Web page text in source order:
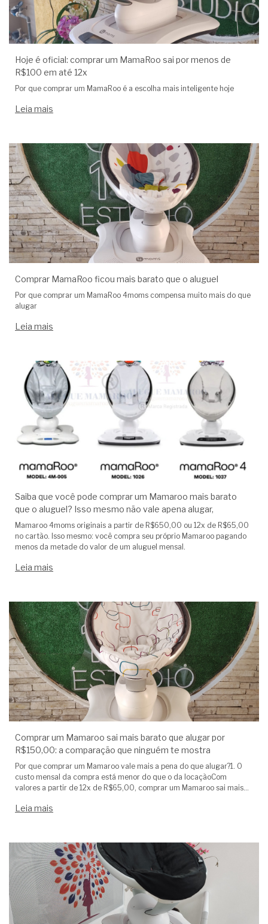
Hoje é oficial: comprar um MamaRoo sai por menos de
R$100 em até 12x
Por que comprar um MamaRoo é a escolha mais inteligente hoje
Leia mais
Comprar MamaRoo ficou mais barato que o aluguel
Por que comprar um MamaRoo 4moms compensa muito mais do que
alugar
Leia mais
Saiba que você pode comprar um Mamaroo mais barato
que o aluguel? Isso mesmo não vale apena alugar,
Mamaroo 4moms originais a partir de R$650,00 ou 12x de R$65,00
no cartão. Isso mesmo: você compra seu próprio Mamaroo pagando
menos da metade do valor de um aluguel mensal.
Leia mais
Comprar um Mamaroo sai mais barato que alugar por
R$150,00: a comparação que ninguém te mostra
Por que comprar um Mamaroo vale mais a pena do que alugar?1. O
custo mensal da compra está menor do que o da locaçãoCom
valores a partir de 12x de R$65,00, comprar um Mamaroo sai mais
Leia mais